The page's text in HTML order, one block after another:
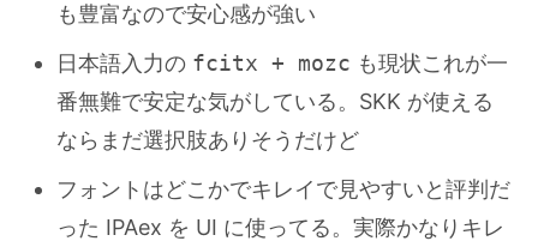
も豊富なので安心感が強い
日本語入力の fcitx + mozc も現状これが一
番無難で安定な気がしている。SKK が使える
ならまだ選択肢ありそうだけど
フォントはどこかでキレイで見やすいと評判だ
った IPAex を UI に使ってる。実際かなりキレ